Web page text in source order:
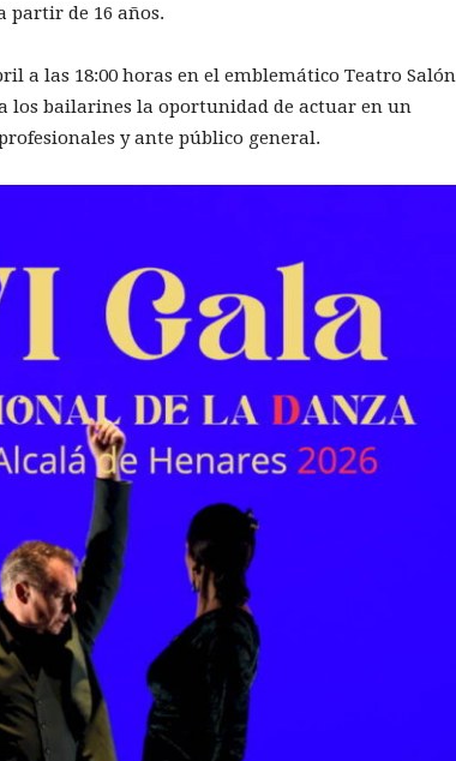
partir de 16 años.
a las 18:00 horas en el emblemático Teatro Salón
los bailarines la oportunidad de actuar en un
y ante público general.